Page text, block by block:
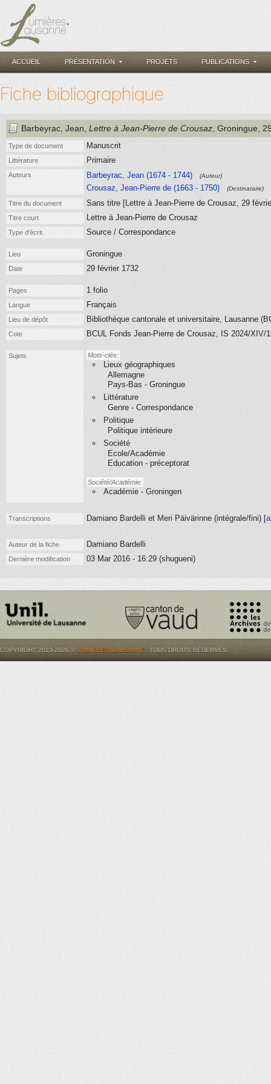
ACCUEIL PRÉSENTATION PROJETS PUBLICATIONS
Fiche bibliographique
Barbeyrac, Jean Lettre à Jean-Pierre de Crousaz , Groningue ,
Type de document Manuscrit
Littérature Primaire
Auteurs Barbeyrac, Jean (1674 - 1744) (Auteur)
Crousaz, Jean-Pierre de (1663 - 1750) (Destinataire)
Titre du document Sans titre [Lettre à Jean-Pierre de Crousaz, 29
Titre court Lettre à Jean-Pierre de Crousaz
Type d'écrit Source / Correspondance
Lieu Groningue
Date 29 février 1732
Pages 1 folio
Langue Français
Lieu de dépôt Bibliothèque cantonale et universitaire, Lausanne
Cote BCUL Fonds Jean-Pierre de Crousaz, IS 2024/XIV/
Sujets Mots-clés:
Lieux géographiques
Allemagne
Pays-Bas - Groningue
Littérature
Genre - Correspondance
Politique
Politique intérieure
Société
Ecole/Académie
Education - préceptorat
Société/Académie:
Académie - Groningen
Transcriptions Damiano Bardelli et Meri Päivärinne (intégrale/fini) [
Auteur de la fiche Damiano Bardelli
Dernière modification 03 Mar 2016 - 16:29 (shugueni)
COPYRIGHT 2013-2026 © LUMIÈRES.LAUSANNE . TOUS DROITS RÉSERVÉS.